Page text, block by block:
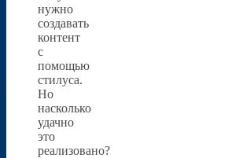
нужно
создавать
контент
с
помощью
стилуса.
Но
насколько
удачно
это
реализовано?